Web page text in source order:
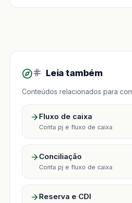
Leia também
Conteúdos relacionados para
Fluxo de caixa
Conta pj e fluxo de caixa
Conciliação
Conta pj e fluxo de caixa
Reserva e CDI